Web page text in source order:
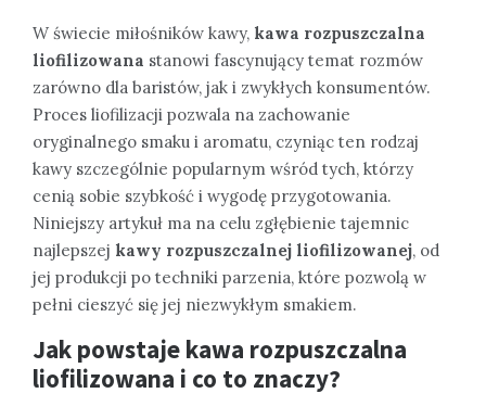
W świecie miłośników kawy, kawa rozpuszczalna
liofilizowana stanowi fascynujący temat rozmów
zarówno dla baristów, jak i zwykłych konsumentów.
Proces liofilizacji pozwala na zachowanie
oryginalnego smaku i aromatu, czyniąc ten rodzaj
kawy szczególnie popularnym wśród tych, którzy
cenią sobie szybkość i wygodę przygotowania.
Niniejszy artykuł ma na celu zgłębienie tajemnic
najlepszej kawy rozpuszczalnej liofilizowanej, od
jej produkcji po techniki parzenia, które pozwolą w
pełni cieszyć się jej niezwykłym smakiem.
Jak powstaje kawa rozpuszczalna
liofilizowana i co to znaczy?